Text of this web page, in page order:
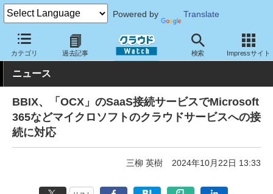
Powered by Translate
カテゴリ 過去記事 検索 Impressサイト
クラウド Watch ネットワーク 通信インフラ
ニュース
BBIX、「OCX」のSaaS接続サービスでMicrosoft
365などマイクロソフトのクラウドサービスへの接
続に対応
三柳 英樹 2024年10月22日 13:33